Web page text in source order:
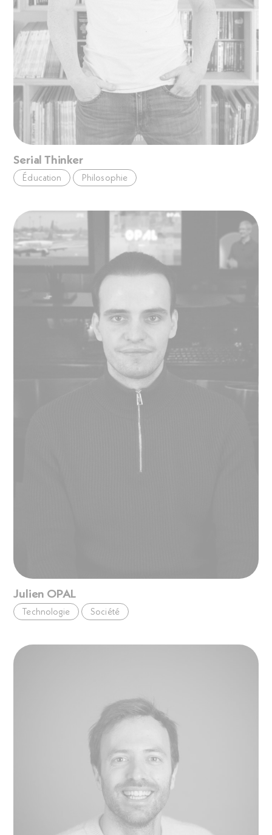
Serial Thinker
Éducation Philosophie
Julien OPAL
Technologie Société